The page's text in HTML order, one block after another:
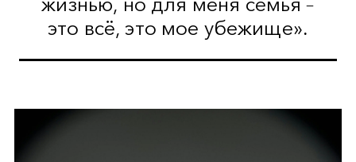
это всё, это мое убежище».